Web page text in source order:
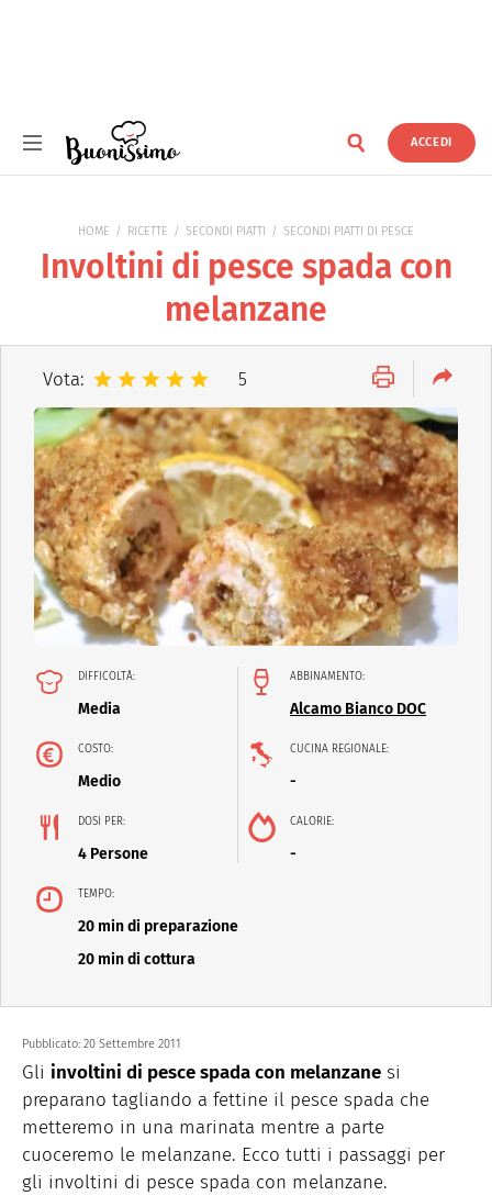
ACCEDI
HOME RICETTE SECONDI PIATTI SECONDI PIATTI DI PESCE
Involtini di pesce spada con
melanzane
Vota: 5
DIFFICOLTÀ:
Media
ABBINAMENTO:
Alcamo Bianco DOC
COSTO:
Medio
CUCINA REGIONALE:
-
DOSI PER:
4 Persone
CALORIE:
-
TEMPO:
20 min di preparazione
20 min di cottura
Pubblicato: 20 Settembre 2011
Gli involtini di pesce spada con melanzane si
preparano tagliando a fettine il pesce spada che
metteremo in una marinata mentre a parte
cuoceremo le melanzane. Ecco tutti i passaggi per
gli involtini di pesce spada con melanzane.